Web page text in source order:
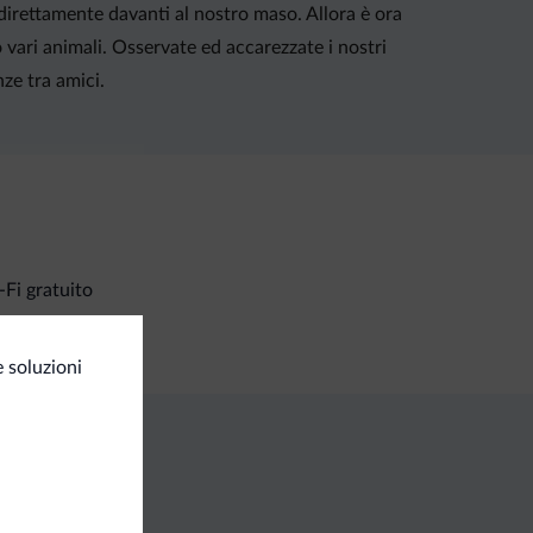
davanti al nostro maso. Allora è ora
animali. Osservate ed accarezzate i nostri
tra amici.
Fi gratuito
soluzioni